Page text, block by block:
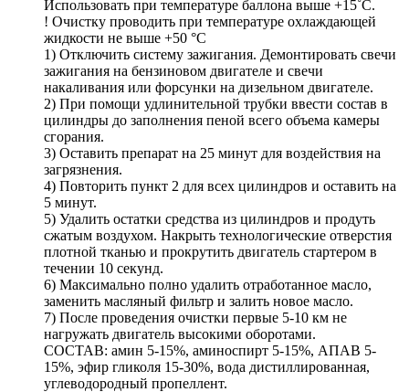
Использовать при температуре баллона выше +15˚C.
! Очистку проводить при температуре охлаждающей
жидкости не выше +50 °C
1) Отключить систему зажигания. Демонтировать свечи
зажигания на бензиновом двигателе и свечи
накаливания или форсунки на дизельном двигателе.
2) При помощи удлинительной трубки ввести состав в
цилиндры до заполнения пеной всего объема камеры
сгорания.
3) Оставить препарат на 25 минут для воздействия на
загрязнения.
4) Повторить пункт 2 для всех цилиндров и оставить на
5 минут.
5) Удалить остатки средства из цилиндров и продуть
сжатым воздухом. Накрыть технологические отверстия
плотной тканью и прокрутить двигатель стартером в
течении 10 секунд.
6) Максимально полно удалить отработанное масло,
заменить масляный фильтр и залить новое масло.
7) После проведения очистки первые 5-10 км не
нагружать двигатель высокими оборотами.
СОСТАВ: амин 5-15%, аминоспирт 5-15%, АПАВ 5-
15%, эфир гликоля 15-30%, вода дистиллированная,
углеводородный пропеллент.